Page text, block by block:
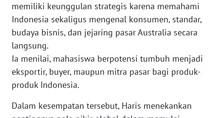
memiliki keunggulan strategis karena memahami
Indonesia sekaligus mengenal konsumen, standar,
budaya bisnis, dan jejaring pasar Australia secara
langsung.
Ia menilai, mahasiswa berpotensi tumbuh menjadi
eksportir, buyer, maupun mitra pasar bagi produk-
produk Indonesia.
Dalam kesempatan tersebut, Haris menekankan
KEPRI
WN
PAPUA
WN
PAPUA